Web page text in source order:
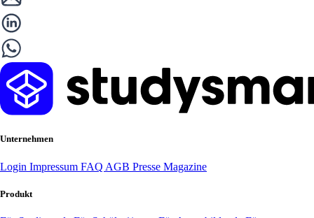
Unternehmen
Login Impressum FAQ AGB Presse Magazine
Produkt